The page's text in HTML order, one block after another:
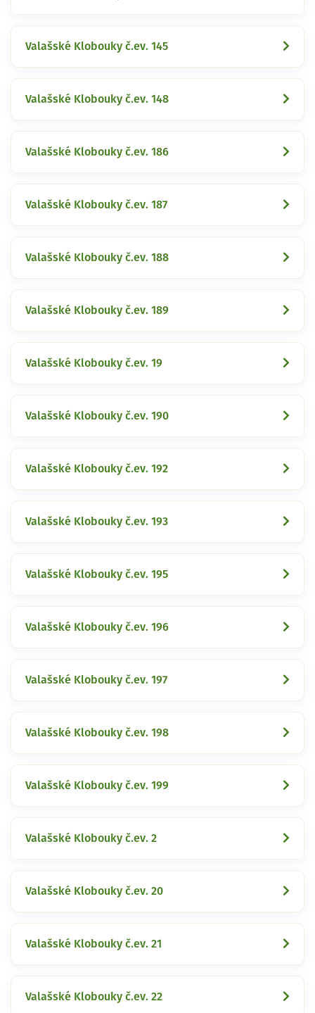
Valašské Klobouky č.ev. 145
Valašské Klobouky č.ev. 148
Valašské Klobouky č.ev. 186
Valašské Klobouky č.ev. 187
Valašské Klobouky č.ev. 188
Valašské Klobouky č.ev. 189
Valašské Klobouky č.ev. 19
Valašské Klobouky č.ev. 190
Valašské Klobouky č.ev. 192
Valašské Klobouky č.ev. 193
Valašské Klobouky č.ev. 195
Valašské Klobouky č.ev. 196
Valašské Klobouky č.ev. 197
Valašské Klobouky č.ev. 198
Valašské Klobouky č.ev. 199
Valašské Klobouky č.ev. 2
Valašské Klobouky č.ev. 20
Valašské Klobouky č.ev. 21
Valašské Klobouky č.ev. 22